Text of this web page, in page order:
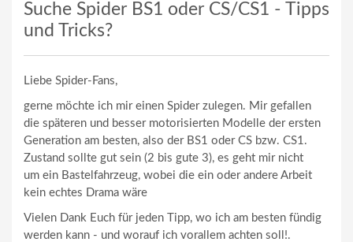
Suche Spider BS1 oder CS/CS1 - Tipps
und Tricks?
Liebe Spider-Fans,
gerne möchte ich mir einen Spider zulegen. Mir gefallen
die späteren und besser motorisierten Modelle der ersten
Generation am besten, also der BS1 oder CS bzw. CS1.
Zustand sollte gut sein (2 bis gute 3), es geht mir nicht
um ein Bastelfahrzeug, wobei die ein oder andere Arbeit
kein echtes Drama wäre
Vielen Dank Euch für jeden Tipp, wo ich am besten fündig
werden kann - und worauf ich vorallem achten soll!.